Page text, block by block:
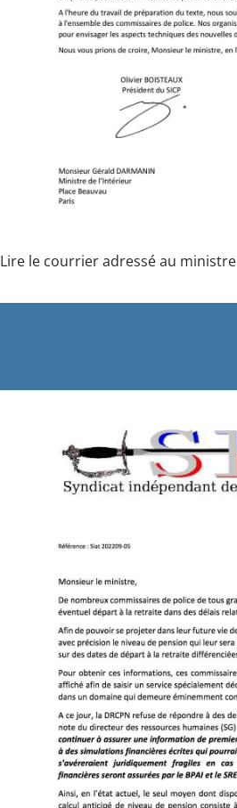
Lire le courrier adressé au ministre